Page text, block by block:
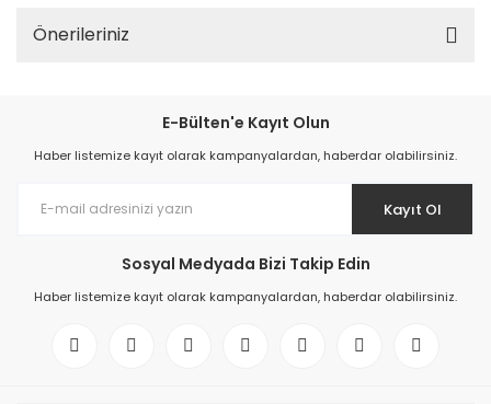
Önerileriniz
E-Bülten'e Kayıt Olun
Haber listemize kayıt olarak kampanyalardan, haberdar olabilirsiniz.
Kayıt Ol
Sosyal Medyada Bizi Takip Edin
Haber listemize kayıt olarak kampanyalardan, haberdar olabilirsiniz.